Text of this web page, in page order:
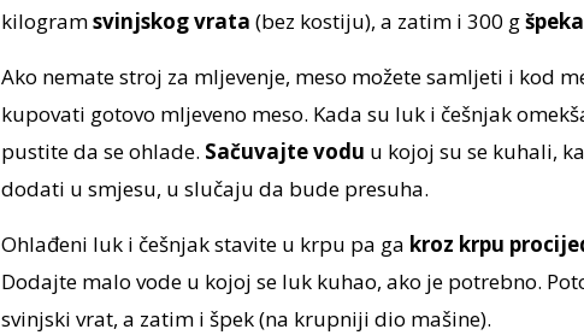
kilogramsvinjskog vrata (bez kostiju), a zatim i 300 gšpeka
Ako nemate stroj za mljevenje, meso možete samljeti i kod
kupovati gotovo mljeveno meso. Kada su luk i češnjak
pustite da se ohlade. Sačuvajte vodu u kojoj su se kuhali,
dodati u smjesu, u slučaju da bude presuha.
Ohlađeni luk i češnjak stavite u krpu pa ga kroz krpu
Dodajte malo vode u kojoj se luk kuhao, ako je potrebno.
svinjski vrat, a zatim i špek (na krupniji dio mašine).